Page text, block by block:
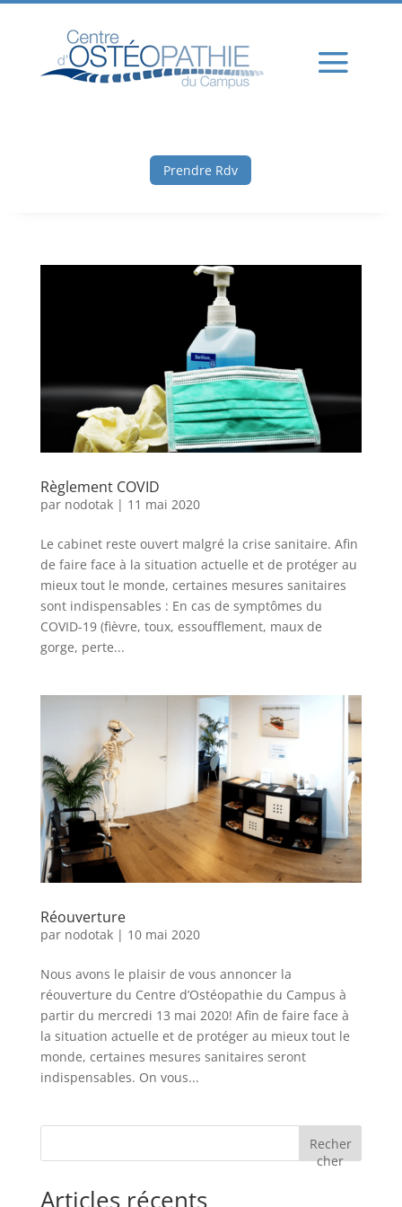
Prendre Rdv
Règlement COVID
par nodotak| 11 mai 2020
Le cabinet reste ouvert malgré la crise sanitaire. Afin
de faire face à la situation actuelle et de protéger au
mieux tout le monde, certaines mesures sanitaires
sont indispensables : En cas de symptômes du
COVID-19 (fièvre, toux, essoufflement, maux de
gorge, perte...
Réouverture
par nodotak| 10 mai 2020
Nous avons le plaisir de vous annoncer la
réouverture du Centre d’Ostéopathie du Campus à
partir du mercredi 13 mai 2020! Afin de faire face à
la situation actuelle et de protéger au mieux tout le
monde, certaines mesures sanitaires seront
indispensables. On vous...
Recher
cher
Articles récents